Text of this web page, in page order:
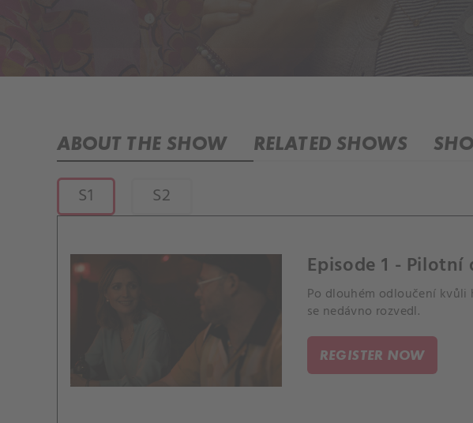
ABOUT THE SHOW RELATED SHOWS
S1 S2
Episode 1 - Pilotní
Po dlouhém odloučení kvůli
se nedávno rozvedl.
REGISTER NOW